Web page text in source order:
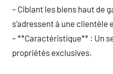
– Ciblant les biens haut de
s’adressent à une clientèle
– **Caractéristique** : Un
propriétés exclusives.